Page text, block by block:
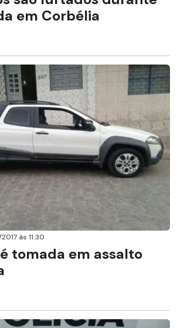
em Corbélia
às 11:30
tomada em assalto